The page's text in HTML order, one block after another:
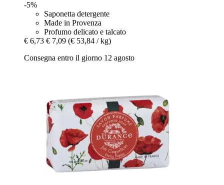
-5%
Saponetta detergente
Made in Provenza
Profumo delicato e talcato
€ 6,73 € 7,09 (€ 53,84 / kg)
Consegna entro il giorno 12 agosto